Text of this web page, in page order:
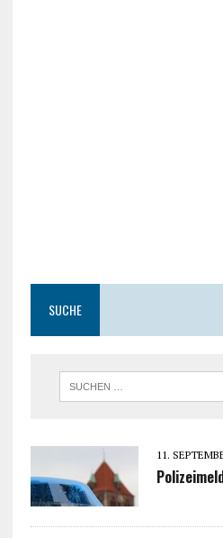
SUCHE
11.